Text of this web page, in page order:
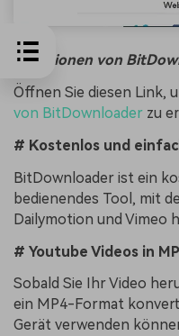
Funktionen von
Öffnen Sie diesen Link,
von BitDownloader zu
# Kostenlos und
BitDownloader ist ein
bedienendes Tool, mit
Dailymotion und Vimeo
# Youtube Videos in
Sobald Sie Ihr Video
ein MP4-Format
Gerät verwenden